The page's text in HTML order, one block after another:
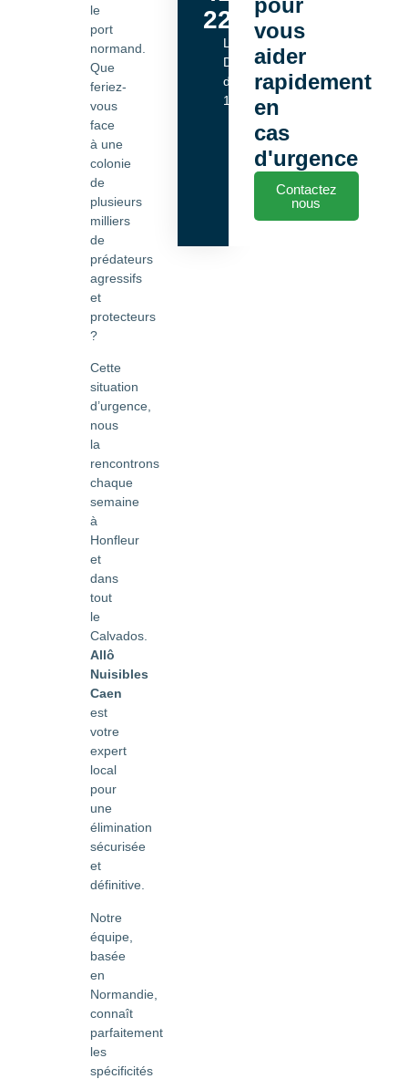
le
port
normand.
Que
feriez-
vous
face
à une
colonie
de
plusieurs
milliers
de
prédateurs
agressifs
et
protecteurs
?
Cette
situation
d’urgence,
nous
la
rencontrons
chaque
semaine
à
Honfleur
et
dans
tout
le
Calvados.
Allô
Nuisibles
Caen
est
votre
expert
local
pour
une
élimination
sécurisée
et
définitive.
Notre
équipe,
basée
en
Normandie,
connaît
parfaitement
les
spécificités
22
Lundi -
Dimanche
de 9h00 à
18h00
vous
aider
rapidement
en
cas
d'urgence
Contactez
nous